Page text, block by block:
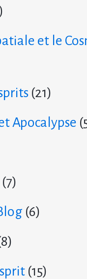
et le
(21)
Apocalypse
(7)
(6)
(15)